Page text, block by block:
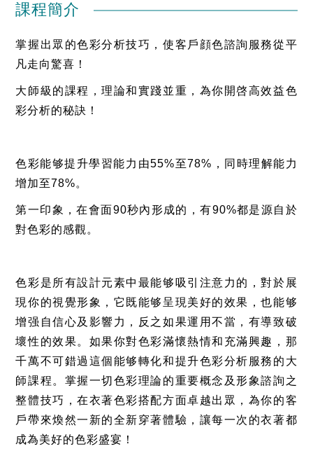
課程簡介
掌握出眾的色彩分析技巧，使客戶顔色諮詢服務從平
凡走向驚喜！
大師級的課程，理論和實踐並重，為你開啓高效益色
彩分析的秘訣！
色彩能够提升學習能力由55%至78% ，同時理解能力
增加至78%。
第一印象，在會面90秒內形成的，有90%都是源自於
對色彩的感觀。
色彩是所有設計元素中最能够吸引注意力的，對於展
現你的視覺形象，它既能够呈現美好的效果，也能够
增强自信心及影響力，反之如果運用不當，有導致破
壞性的效果。如果你對色彩滿懷熱情和充滿興趣，那
千萬不可錯過這個能够轉化和提升色彩分析服務的大
師課程。掌握一切色彩理論的重要概念及形象諮詢之
整體技巧，在衣著色彩搭配方面卓越出眾，為你的客
戶帶來煥然一新的全新穿著體驗，讓每一次的衣著都
成為美好的色彩盛宴！